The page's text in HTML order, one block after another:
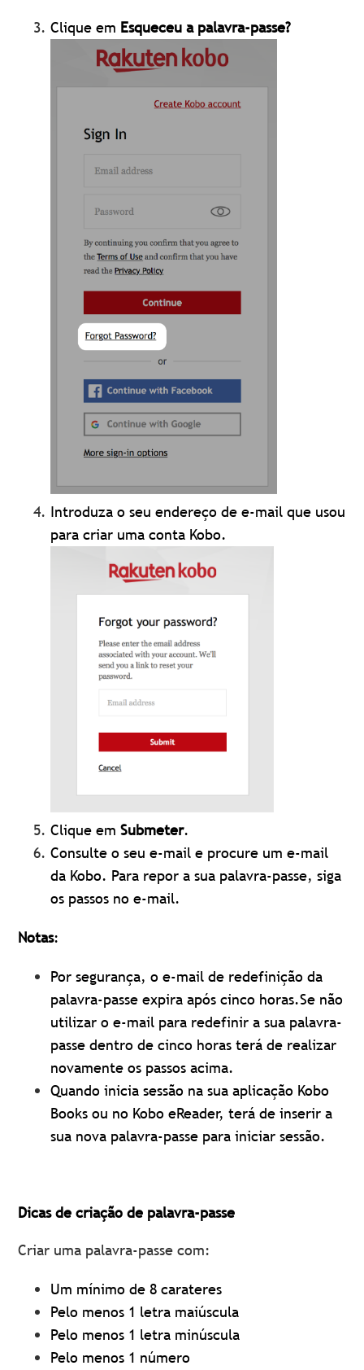
Clique em Esqueceu a palavra-passe?
Introduza o seu endereço de e-mail que usou
para criar uma conta Kobo.
Clique emSubmeter.
Consulte o seu e-mail e procure um e-mail
da Kobo. Para repor a sua palavra-passe, siga
os passos no e-mail.
Notas:
Por segurança, o e-mail de redefinição da
palavra-passe expira após cinco horas.Se não
utilizar o e-mail para redefinir a sua palavra-
passe dentro de cinco horas terá de realizar
novamente os passos acima.
Quando inicia sessão na sua aplicação Kobo
Books ou no Kobo eReader, terá de inserir a
sua nova palavra-passe para iniciar sessão.
Dicas de criação de palavra-passe
Criar uma palavra-passe com:
Um mínimo de 8 carateres
Pelo menos 1 letra maiúscula
Pelo menos 1 letra minúscula
Pelo menos 1 número